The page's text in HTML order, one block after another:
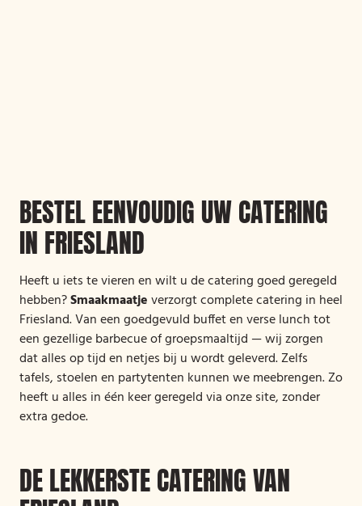
BESTEL EENVOUDIG UW CATERING
IN FRIESLAND
Heeft u iets te vieren en wilt u de catering goed geregeld
hebben?Smaakmaatjeverzorgt complete catering in heel
Friesland. Van een goedgevuld buffet en verse lunch tot
een gezellige barbecue of groepsmaaltijd — wij zorgen
dat alles op tijd en netjes bij u wordt geleverd. Zelfs
tafels, stoelen en partytenten kunnen we meebrengen. Zo
heeft u alles in één keer geregeld via onze site, zonder
extra gedoe.
DE LEKKERSTE CATERING VAN